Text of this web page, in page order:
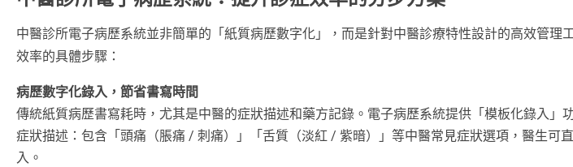
中醫診所電子病歷系統並非簡單的「紙質病歷數字化」，而是針對中醫診療特性設計的高效管理
效率的具體步驟：
病歷數字化錄入，節省書寫時間
傳統紙質病歷書寫耗時，尤其是中醫的症狀描述和藥方記錄。電子病歷系統提供「模板化錄入」功
症狀描述：包含「頭痛（脹痛 / 刺痛）」「舌質（淡紅 / 紫暗）」等中醫常見症狀選項，醫生可
入。